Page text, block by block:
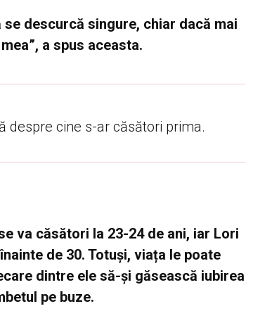
descurcă singure, chiar dacă mai
a spus aceasta.
despre cine s-ar căsători prima.
va căsători la 23-24 de ani, iar Lori
de 30. Totuși, viața le poate
dintre ele să-și găsească iubirea
pe buze.